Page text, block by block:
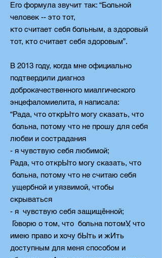
Его формула звучит так: “Больной
человек -- это тот,
кто считает себя больным, а здоровый
тот, кто считает себя здоровым”.
В 2013 году, когда мне официально
подтвердили диагноз
доброкачественного миалгического
энцефаломиелита, я написала:
“Рада, что открЫто могу сказать, что
больна, потому что не прошу для себя
любви и сострадания
- я чувствую себя любимой;
Рада, что открЫто могу сказать, что
больна, потому что не считаю себя
ущербной и уязвимой, чтобы
скрываться
- я чувствую себя защищённой;
Говорю о том, что больна потомУ, что
имею право и хочу бЫть и жИть
доступным для меня способом и